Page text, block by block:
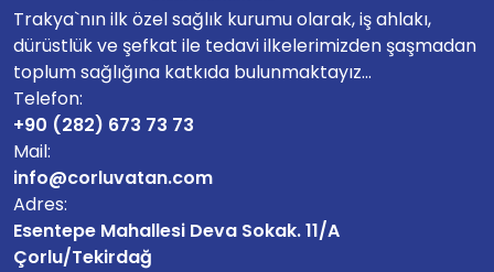
Trakya`nın ilk özel sağlık kurumu olarak, iş ahlakı,
dürüstlük ve şefkat ile tedavi ilkelerimizden şaşmadan
toplum sağlığına katkıda bulunmaktayız...
Telefon:
+90 (282) 673 73 73
Mail:
info@corluvatan.com
Adres:
Esentepe Mahallesi Deva Sokak. 11/A
Çorlu/Tekirdağ